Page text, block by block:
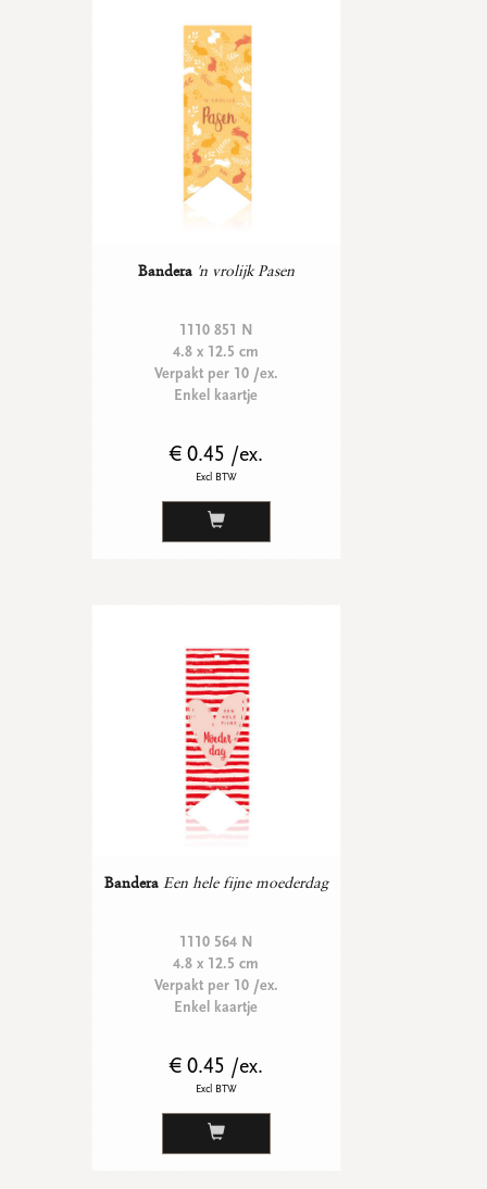
Bandera 'n vrolijk Pasen
1110 851 N
4.8 x 12.5 cm
Verpakt per 10 /ex.
Enkel kaartje
€ 0.45 /ex.
Excl BTW
Bandera Een hele fijne moederdag
1110 564 N
4.8 x 12.5 cm
Verpakt per 10 /ex.
Enkel kaartje
€ 0.45 /ex.
Excl BTW